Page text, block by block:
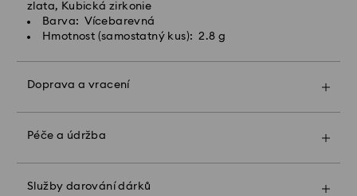
zlata, Kubická zirkonie
Barva: Vícebarevná
Hmotnost (samostatný kus): 2.8 g
Doprava a vracení
Náklady na expresní přepravu: CZK 480
adresy typu APO/FPO. Zboží zůstává majetkem
společnosti Swarovski, dokud tato neobdrží konečnou
U produktů Crystal Myriad, Licensed-in a Creators
Péče a údržba
Služby darování dárků
barevné mašli může být vás dárek ještě
mimořádnější. K dárku můžete přiložit také osobní
Když zvolíte možnost "dárek", vaše zboží bude